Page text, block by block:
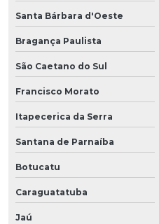
Santa Bárbara d'Oeste
Bragança Paulista
São Caetano do Sul
Francisco Morato
Itapecerica da Serra
Santana de Parnaíba
Botucatu
Caraguatatuba
Jaú